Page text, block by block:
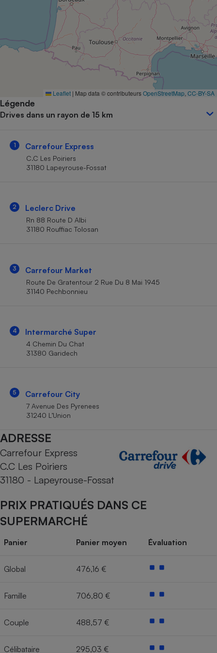
Leaflet | Map data © contributeursOpenStreetMap CC-BY-SA
Légende
Drives dans un rayon de 15 km
1 Carrefour Express
C.C Les Poiriers
31180 Lapeyrouse-Fossat
2 Leclerc Drive
Rn 88 Route D Albi
31180 Rouffiac Tolosan
3 Carrefour Market
Route De Gratentour 2 Rue Du 8 Mai 1945
31140 Pechbonnieu
4 Intermarché Super
4 Chemin Du Chat
31380 Garidech
5 Carrefour City
7 Avenue Des Pyrenees
31240 L’Union
ADRESSE
Carrefour Express
C.C Les Poiriers
31180 - Lapeyrouse-Fossat
PRIX PRATIQUÉS DANS CE
SUPERMARCHÉ
Panier Panier moyen Évaluation
Global 476,16 €
Famille 706,80 €
Couple 488,57 €
Célibataire 295,03 €
Complément
alimentaire
Assurance emprunteur
Banque
Petit électroménager -
Cafetière à expressos
Matelas
Mutuelle